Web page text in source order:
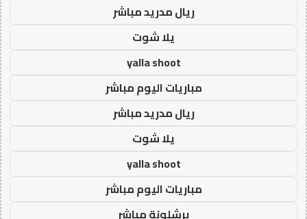
ريال مدريد مباشر
يلا شوت
yalla shoot
مباريات اليوم مباشر
ريال مدريد مباشر
يلا شوت
yalla shoot
مباريات اليوم مباشر
برشلونة مباشر